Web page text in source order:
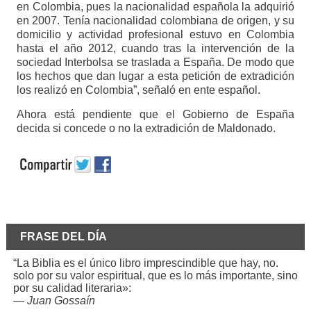
en Colombia, pues la nacionalidad española la adquirió
en 2007. Tenía nacionalidad colombiana de origen, y su
domicilio y actividad profesional estuvo en Colombia
hasta el año 2012, cuando tras la intervención de la
sociedad Interbolsa se traslada a España. De modo que
los hechos que dan lugar a esta petición de extradición
los realizó en Colombia”, señaló en ente español.
Ahora está pendiente que el Gobierno de España
decida si concede o no la extradición de Maldonado.
FRASE DEL DÍA
“La Biblia es el único libro imprescindible que hay, no.
solo por su valor espiritual, que es lo más importante, sino
por su calidad literaria»:
— Juan Gossaín